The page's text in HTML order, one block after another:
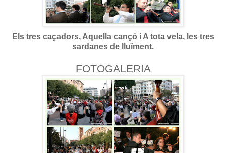
Els tres caçadors, Aquella cançó i A tota vela, les tres
sardanes de lluïment.
FOTOGALERIA